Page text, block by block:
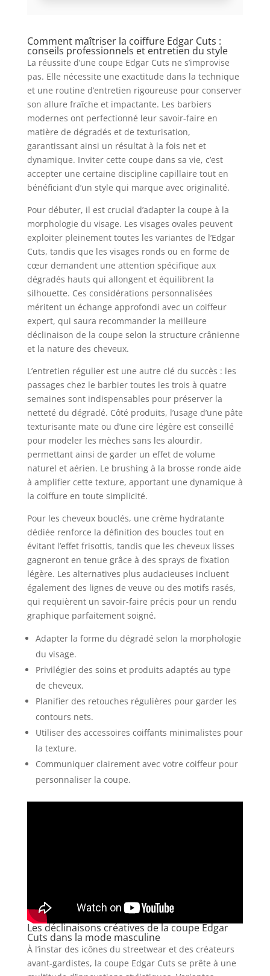
Comment maîtriser la coiffure Edgar Cuts :
conseils professionnels et entretien du style
La réussite d’une coupe Edgar Cuts ne s’improvise
pas. Elle nécessite une exactitude dans la technique
et une routine d’entretien rigoureuse pour conserver
son allure fraîche et impactante. Les barbiers
modernes ont perfectionné leur savoir-faire en
matière de dégradés et de texturisation,
garantissant ainsi un résultat à la fois net et
dynamique. Inviter cette coupe dans sa vie, c’est
accepter une certaine discipline capillaire tout en
bénéficiant d’un style qui marque avec originalité.
Pour débuter, il est crucial d’adapter la coupe à la
morphologie du visage. Les visages ovales peuvent
exploiter pleinement toutes les variantes de l’Edgar
Cuts, tandis que les visages ronds ou en forme de
cœur demandent une attention spécifique aux
dégradés hauts qui allongent et équilibrent la
silhouette. Ces considérations personnalisées
méritent un échange approfondi avec un coiffeur
expert, qui saura recommander la meilleure
déclinaison de la coupe selon la structure crânienne
et la nature des cheveux.
L’entretien régulier est une autre clé du succès : les
passages chez le barbier toutes les trois à quatre
semaines sont indispensables pour préserver la
netteté du dégradé. Côté produits, l’usage d’une pâte
texturisante mate ou d’une cire légère est conseillé
pour modeler les mèches sans les alourdir,
permettant ainsi de garder un effet de volume
naturel et aérien. Le brushing à la brosse ronde aide
à amplifier cette texture, apportant une dynamique à
la coiffure en toute simplicité.
Pour les cheveux bouclés, une crème hydratante
dédiée renforce la définition des boucles tout en
évitant l’effet frisottis, tandis que les cheveux lisses
gagneront en tenue grâce à des sprays de fixation
légère. Les alternatives plus audacieuses incluent
également des lignes de veuve ou des motifs rasés,
qui requièrent un savoir-faire précis pour un rendu
graphique parfaitement soigné.
Adapter la forme du dégradé selon la morphologie
du visage.
Privilégier des soins et produits adaptés au type
de cheveux.
Planifier des retouches régulières pour garder les
contours nets.
Utiliser des accessoires coiffants minimalistes pour
la texture.
Communiquer clairement avec votre coiffeur pour
personnaliser la coupe.
Les déclinaisons créatives de la coupe Edgar
Cuts dans la mode masculine
À l’instar des icônes du streetwear et des créateurs
avant-gardistes, la coupe Edgar Cuts se prête à une